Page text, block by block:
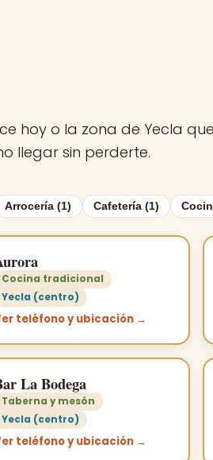
hoy o la zona de Yecla
llegar sin perderte.
Arrocería (1) Cafetería (1)
Cocina tradicional
Yecla (centro)
teléfono y ubicación →
La Bodega
Taberna y mesón
Yecla (centro)
teléfono y ubicación →